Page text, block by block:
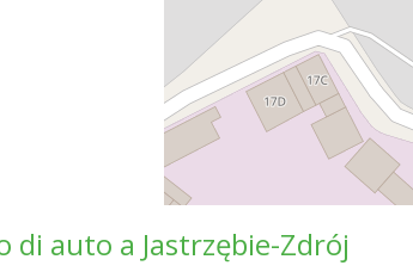
di auto a Jastrzębie-Zdrój